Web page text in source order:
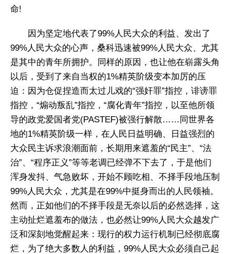
命!
因为坚定地代表了99%人民大众的利益、发出了
99%人民大众的心声，桑科迅速被99%人民大众、尤其
是其中的青年所拥护。同样的原因，也让他在崭露头角
以后，受到了来自当权的1%精英阶级变本加厉的压
迫：因为仓促捏造而太过儿戏的“强奸罪”指控，诽谤罪
指控，“煽动叛乱”指控，“腐化青年”指控，以至他所领
导的政党爱国者党(PASTEF)被强行解散……同世界各
地的1%精英阶级一样，在人民日益明确、日益强烈的
大众民主诉求浪潮面前，长期用来遮羞的“民主”、“法
治”、“程序正义”等等老调已经弹不下去了，于是他们
浑身发抖、气急败坏，开始不顾吃相、不择手段地压制
99%人民大众，尤其是在99%中挺身而出的人民领袖。
然而，正如他们的不择手段是无奈以后的必然选择，这
主动扯烂遮羞布的做法，也必然让99%人民大众越发广
泛和深刻地觉醒起来：现行的权力运行机制已经彻底腐
烂，为了绝大多数人的利益，99%人民大众必须自己起